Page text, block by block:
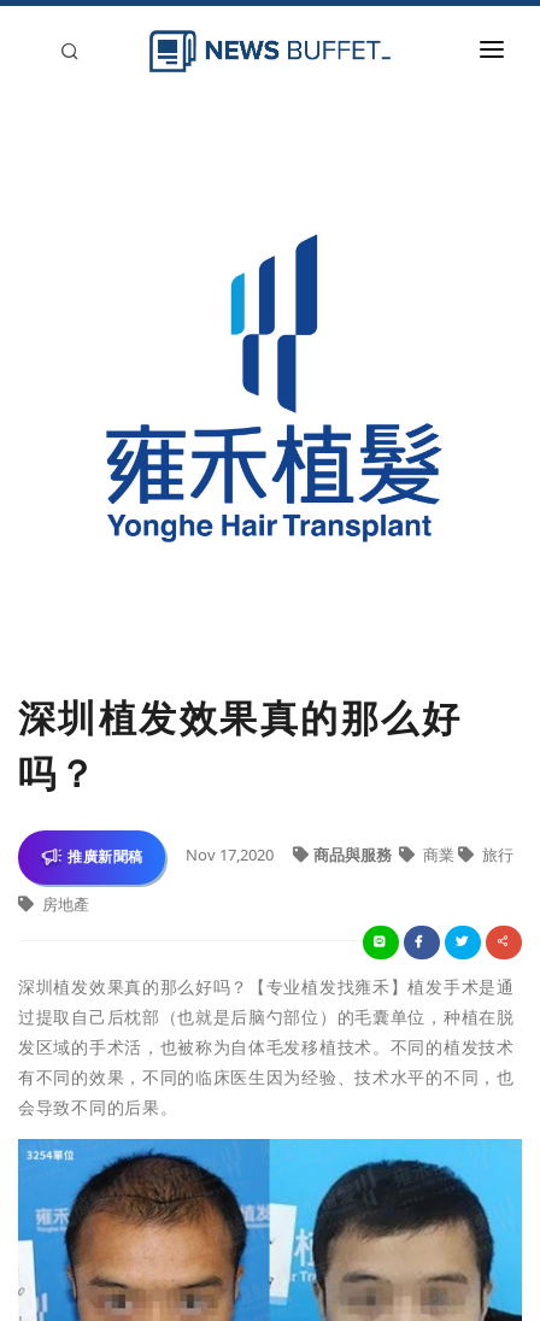
深圳植发效果真的那么好
吗？
推廣新聞稿 Nov 17,2020 商品與服務 商業 旅行
房地產
深圳植发效果真的那么好吗？【专业植发找雍禾】植发手术是通
过提取自己后枕部（也就是后脑勺部位）的毛囊单位，种植在脱
发区域的手术活，也被称为自体毛发移植技术。不同的植发技术
有不同的效果，不同的临床医生因为经验、技术水平的不同，也
会导致不同的后果。